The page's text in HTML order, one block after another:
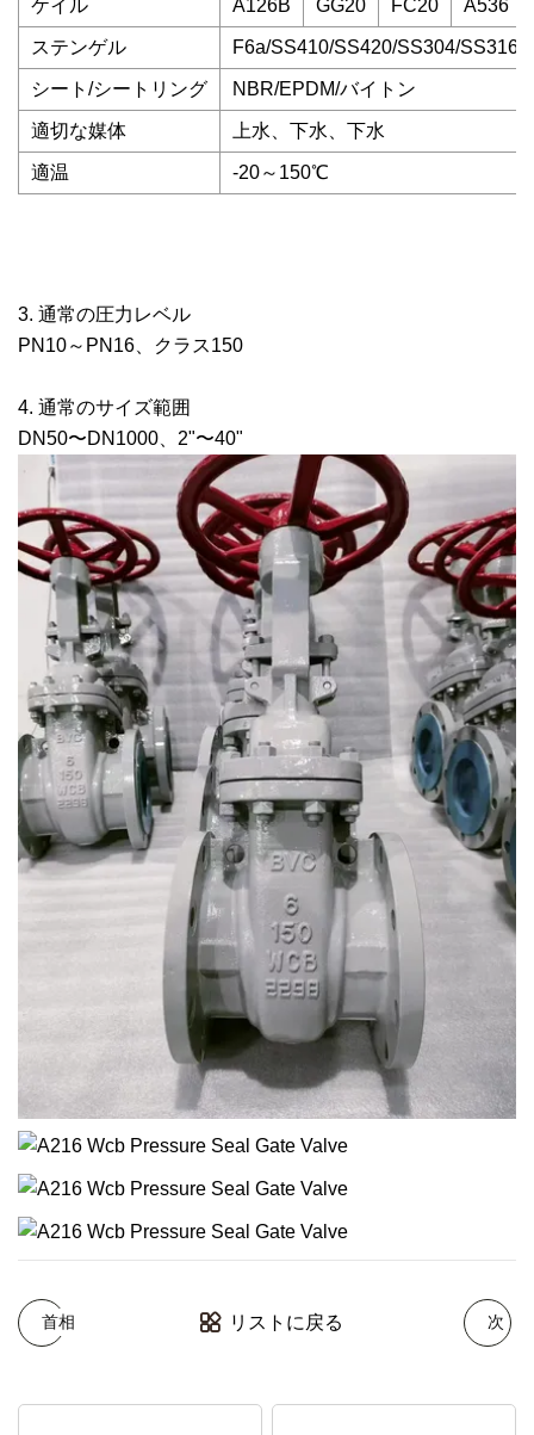
ケイル A126B GG20 FC20 A536
ステンゲル F6a/SS410/SS420/SS304/SS316
シート/シートリング NBR/EPDM/バイトン
適切な媒体 上水、下水、下水
適温 -20～150℃
3. 通常の圧力レベル
PN10～PN16、クラス150
4. 通常のサイズ範囲
DN50〜DN1000、2"〜40"
首相 リストに戻る 次